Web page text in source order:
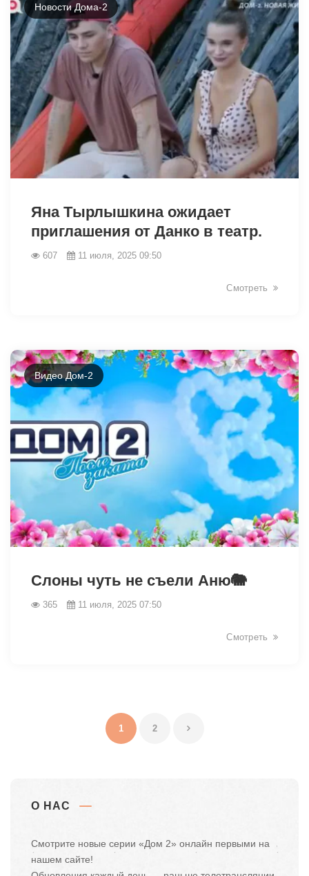
Новости Дома-2
Яна Тырлышкина ожидает
приглашения от Данко в театр.
607 11 июля, 2025 09:50
Смотреть
Видео Дом-2
Слоны чуть не съели Аню🐘
365 11 июля, 2025 07:50
Смотреть
1 2
О НАС
Смотрите новые серии «Дом 2» онлайн первыми на
нашем сайте!